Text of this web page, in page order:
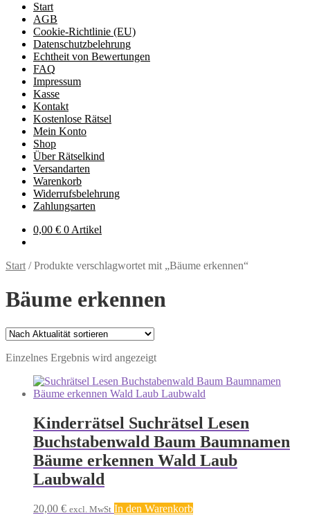
Start
AGB
Cookie-Richtlinie (EU)
Datenschutzbelehrung
Echtheit von Bewertungen
FAQ
Impressum
Kasse
Kontakt
Kostenlose Rätsel
Mein Konto
Shop
Über Rätselkind
Versandarten
Warenkorb
Widerrufsbelehrung
Zahlungsarten
0,00 € 0 Artikel
Start /Produkte verschlagwortet mit „Bäume erkennen“
Bäume erkennen
Einzelnes Ergebnis wird angezeigt
Kinderrätsel Suchrätsel Lesen
Buchstabenwald Baum Baumnamen
Bäume erkennen Wald Laub
Laubwald
20,00 € excl. MwSt In den Warenkorb